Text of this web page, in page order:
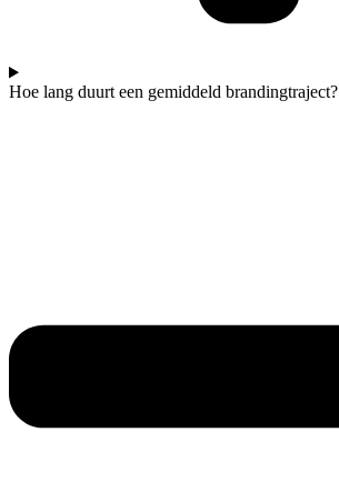
Hoe lang duurt een gemiddeld brandingtraject?